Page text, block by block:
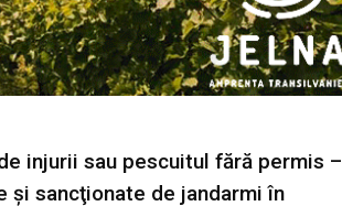
injurii sau pescuitul fără permis –
sancţionate de jandarmi în